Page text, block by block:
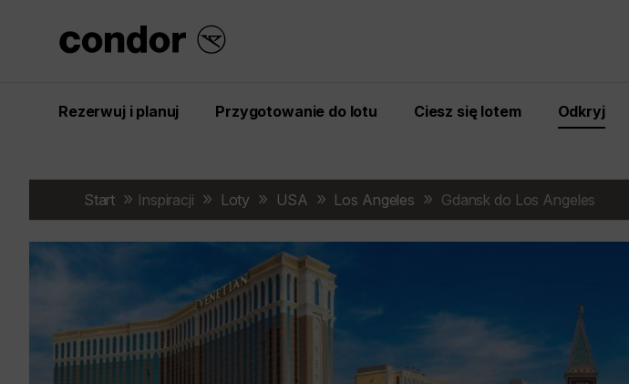
Rezerwuj i planuj Przygotowanie do lotu Ciesz się lotem Odkryj
Start Inspiracji Loty USA Los Angeles Gdansk do Los Angeles